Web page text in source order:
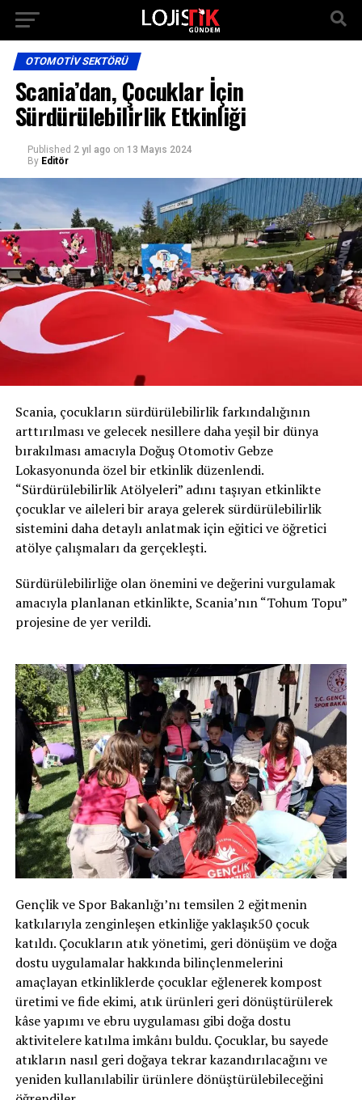
OTOMOTIV SEKTÖRÜ
Scania’dan, Çocuklar İçin
Sürdürülebilirlik Etkinliği
Published 2 yıl ago on 13 Mayıs 2024
By Editör
Scania, çocukların sürdürülebilirlik farkındalığının
arttırılması ve gelecek nesillere daha yeşil bir dünya
bırakılması amacıyla Doğuş Otomotiv Gebze
Lokasyonunda özel bir etkinlik düzenlendi.
“Sürdürülebilirlik Atölyeleri” adını taşıyan etkinlikte
çocuklar ve aileleri bir araya gelerek sürdürülebilirlik
sistemini daha detaylı anlatmak için eğitici ve öğretici
atölye çalışmaları da gerçekleşti.
Sürdürülebilirliğe olan önemini ve değerini vurgulamak
amacıyla planlanan etkinlikte, Scania’nın “Tohum Topu”
projesine de yer verildi.
Gençlik ve Spor Bakanlığı’nı temsilen 2 eğitmenin
katkılarıyla zenginleşen etkinliğe yaklaşık50 çocuk
katıldı. Çocukların atık yönetimi, geri dönüşüm ve doğa
dostu uygulamalar hakkında bilinçlenmelerini
amaçlayan etkinliklerde çocuklar eğlenerek kompost
üretimi ve fide ekimi, atık ürünleri geri dönüştürülerek
kâse yapımı ve ebru uygulaması gibi doğa dostu
aktivitelere katılma imkânı buldu. Çocuklar, bu sayede
atıkların nasıl geri doğaya tekrar kazandırılacağını ve
yeniden kullanılabilir ürünlere dönüştürülebileceğini